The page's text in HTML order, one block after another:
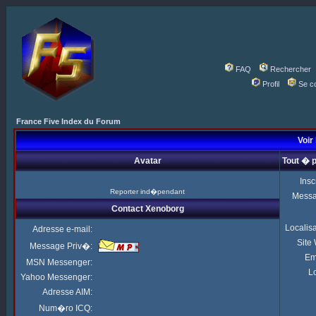
FAQ
Rechercher
Profil
Se
France Five Index du Forum
Voir
Avatar Tout �
Reporter ind�pendant
Site
Contact Xenoborg
Adresse e-mail:
Message Priv�:
MSN Messenger:
Yahoo Messenger:
Adresse AIM:
Num�ro ICQ: